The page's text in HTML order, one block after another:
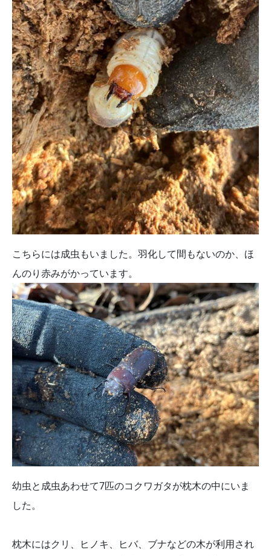
こちらには成虫もいました。羽化して間もないのか、ほ
んのり赤みがかっています。
幼虫と成虫あわせて7匹のコクワガタが枕木の中にいま
した。
枕木にはクリ、ヒノキ、ヒバ、ブナなどの木が利用され